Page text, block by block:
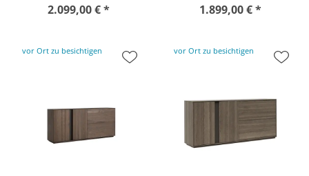
2.099,00 € * 1.899,00 € *
vor Ort zu besichtigen vor Ort zu besichtigen